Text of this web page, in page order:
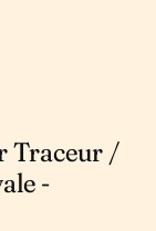
Traceur /
-